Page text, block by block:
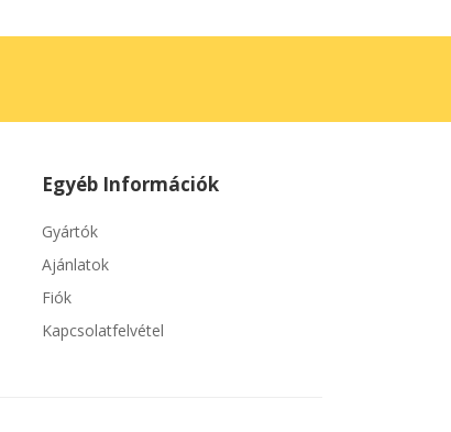
Egyéb Információk
Gyártók
Ajánlatok
Fiók
Kapcsolatfelvétel